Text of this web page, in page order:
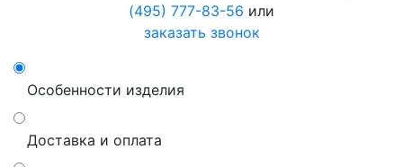
(495) 777-83-56 или
заказать звонок
Особенности изделия
Доставка и оплата